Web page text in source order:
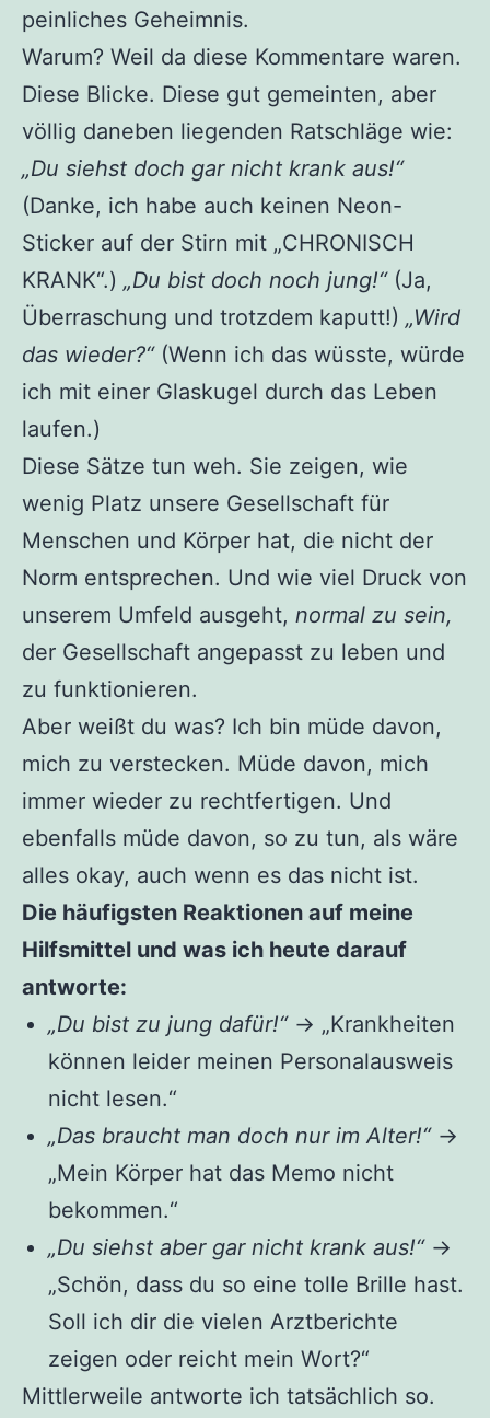
peinliches Geheimnis.
Warum? Weil da diese Kommentare waren.
Diese Blicke. Diese gut gemeinten, aber
völlig daneben liegenden Ratschläge wie:
„Du siehst doch gar nicht krank aus!“
(Danke, ich habe auch keinen Neon-
Sticker auf der Stirn mit „CHRONISCH
KRANK“.) „Du bist doch noch jung!“(Ja,
Überraschung und trotzdem kaputt!) „Wird
das wieder?“(Wenn ich das wüsste, würde
ich mit einer Glaskugel durch das Leben
laufen.)
Diese Sätze tun weh. Sie zeigen, wie
wenig Platz unsere Gesellschaft für
Menschen und Körper hat, die nicht der
Norm entsprechen. Und wie viel Druck von
unserem Umfeld ausgeht, normal zu sein,
der Gesellschaft angepasst zu leben und
zu funktionieren.
Aber weißt du was? Ich bin müde davon,
mich zu verstecken. Müde davon, mich
immer wieder zu rechtfertigen. Und
ebenfalls müde davon, so zu tun, als wäre
alles okay, auch wenn es das nicht ist.
Die häufigsten Reaktionen auf meine
Hilfsmittel und was ich heute darauf
antworte:
„Du bist zu jung dafür!“→ „Krankheiten
können leider meinen Personalausweis
nicht lesen.“
„Das braucht man doch nur im Alter!“→
„Mein Körper hat das Memo nicht
bekommen.“
„Du siehst aber gar nicht krank aus!“→
„Schön, dass du so eine tolle Brille hast.
Soll ich dir die vielen Arztberichte
zeigen oder reicht mein Wort?“
Mittlerweile antworte ich tatsächlich so.